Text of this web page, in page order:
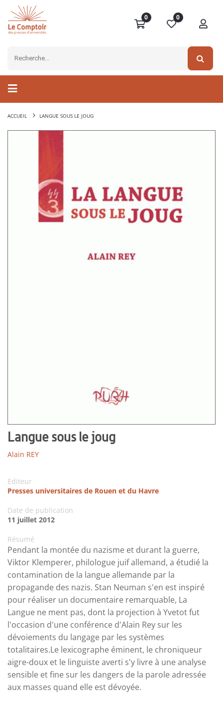
0 0
ACCUEIL LANGUE SOUS LE JOUG
Langue sous le joug
Alain REY
Editeur
Presses universitaires de Rouen et du Havre
Date de publication
11 juillet 2012
Résumé
Pendant la montée du nazisme et durant la guerre,
Viktor Klemperer, philologue juif allemand, a étudié la
contamination de la langue allemande par la
propagande des nazis. Stan Neuman s'en est inspiré
pour réaliser un documentaire remarquable, La
Langue ne ment pas, dont la projection à Yvetot fut
l'occasion d'une conférence d'Alain Rey sur les
dévoiements du langage par les systèmes
totalitaires.Le lexicographe éminent, le chroniqueur
aigre-doux et le linguiste averti s'y livre à une analyse
sensible et fine sur les dangers de la parole adressée
aux masses quand elle est dévoyée.